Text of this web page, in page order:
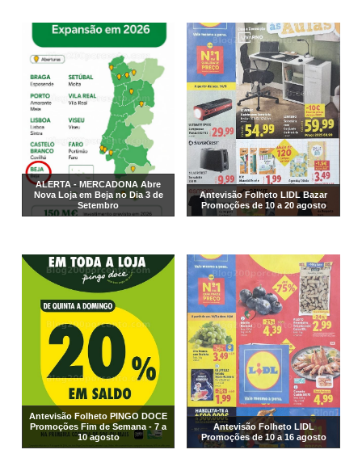
ALERTA - MERCADONA Abre
Nova Loja em Beja no Dia 3 de
Setembro
Antevisão Folheto LIDL Bazar
Promoções de 10 a 20 agosto
Antevisão Folheto PINGO DOCE
Promoções Fim de Semana - 7 a
10 agosto
Antevisão Folheto LIDL
Promoções de 10 a 16 agosto